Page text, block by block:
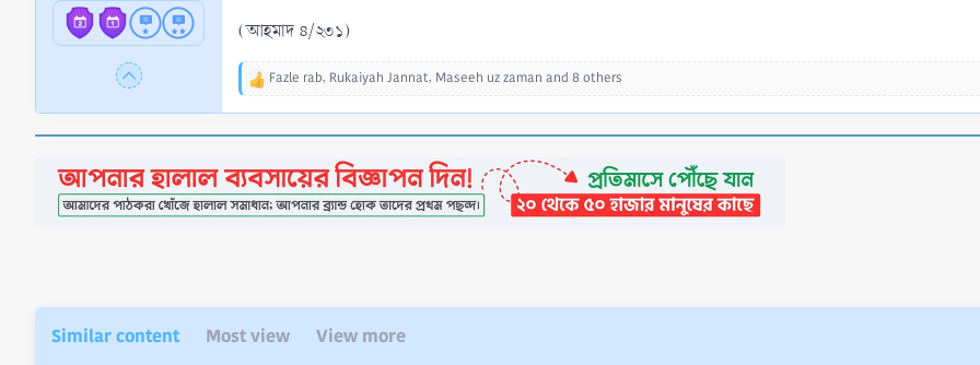
(আহমাদ ৪/২৩১)
R
i
o
n
Fazle rab, Rukaiyah Jannat, Maseeh uz zaman and 8 others
Similar content Most view View more